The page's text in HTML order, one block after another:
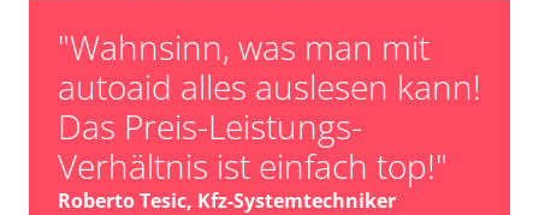
"Wahnsinn, was man mit
autoaid alles auslesen kann!
Das Preis-Leistungs-
Verhältnis ist einfach top!"
Roberto Tesic, Kfz-Systemtechniker